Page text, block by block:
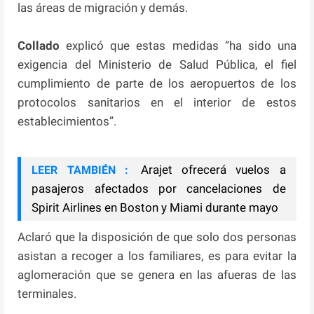
las áreas de migración y demás.
Collado explicó que estas medidas “ha sido una
exigencia del Ministerio de Salud Pública, el fiel
cumplimiento de parte de los aeropuertos de los
protocolos sanitarios en el interior de estos
establecimientos”.
LEER TAMBIÉN :
Arajet ofrecerá vuelos a
pasajeros afectados por cancelaciones de
Spirit Airlines en Boston y Miami durante mayo
Aclaró que la disposición de que solo dos personas
asistan a recoger a los familiares, es para evitar la
aglomeración que se genera en las afueras de las
terminales.